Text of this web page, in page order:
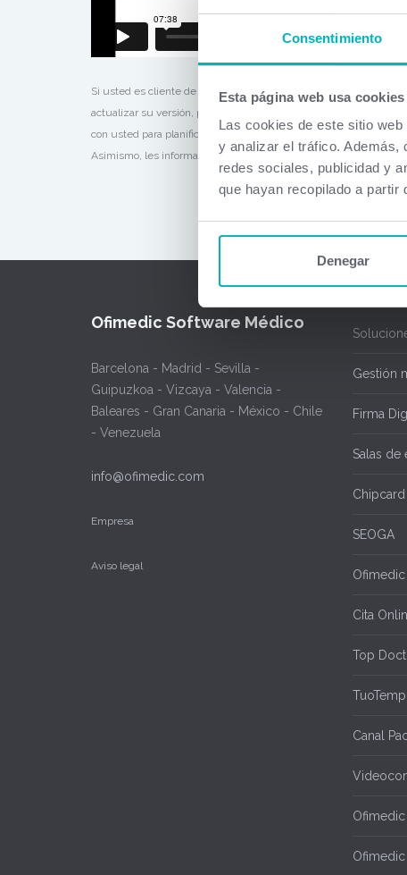
Consentimiento
Esta página web usa cookies
Las cookies de este sitio
y analizar el tráfico. Además,
redes sociales, publicidad y
que hayan recopilado a partir
Denegar
Si usted es cliente de Ofimedic Cloud estas mejoras las tiene ya
actualizar su versión, póngase en contacto con nuestro servicio
con usted para planificar la actualización. Los clientes con
Asimismo, les informamos que desde la sección de versiones
Ofimedic Software Médico
Barcelona - Madrid - Sevilla -
Guipuzkoa - Vizcaya - Valencia -
Baleares - Gran Canaria - México - Chile
- Venezuela
info@ofimedic.com
Empresa
Aviso legal
Gestión
Firma
Salas de
SEOGA
Cita
Top
Canal
Ofimedic